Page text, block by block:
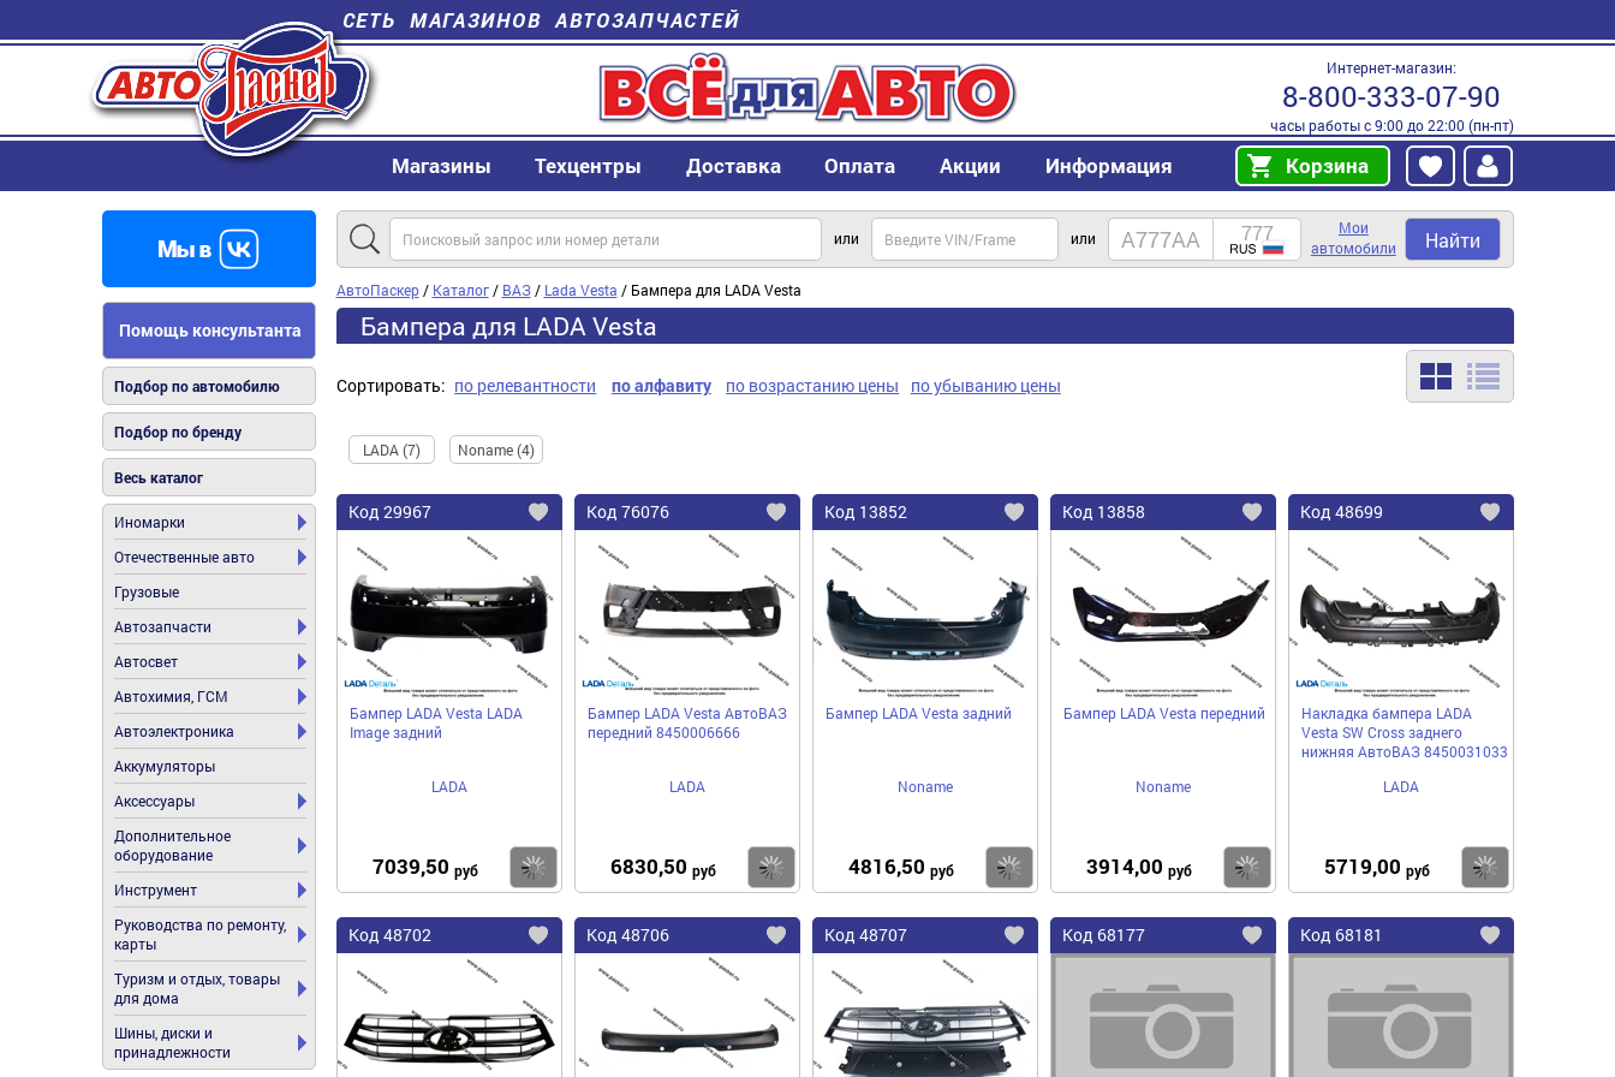
СЕТЬ МАГАЗИНОВ АВТОЗАПЧАСТЕЙ
Интернет-магазин:
8-800-333-07-90
часы работы с 9:00 до 22:00 (пн-пт)
Магазины Техцентры Доставка Оплата Акции Информация Корзина
Помощь консультанта
Подбор по автомобилю
Подбор по бренду
Весь каталог
Иномарки
Отечественные авто
Грузовые
Автозапчасти
Автосвет
Автохимия, ГСМ
Автоэлектроника
Аккумуляторы
Аксессуары
Дополнительное
оборудование
Инструмент
Руководства по ремонту,
карты
Туризм и отдых, товары
для дома
Шины, диски и
принадлежности
или или
Мои
автомобили
Найти
АвтоПаскер/ Каталог/ ВАЗ/ Lada Vesta / Бампера для LADA Vesta
Бампера для LADA Vesta
Сортировать: по релевантности по алфавиту по возрастанию цены по убыванию цены
LADA (7) Noname (4)
Код 29967
Добавить
избранное
Бампер LADA Vesta LADA
Image задний
LADA
7039,50 руб Купить
Код 76076
Добавить
избранное
Бампер LADA Vesta АвтоВАЗ
передний 8450006666
LADA
6830,50 руб Купить
Код 13852
Добавить
избранное
Бампер LADA Vesta задний
Noname
4816,50 руб Купить
Код 13858
Добавить
избранное
Бампер LADA Vesta передний
Noname
3914,00 руб Купить
Код 48699
Накладка бампера LADA
Vesta SW Cross заднего
нижняя АвтоВАЗ 8450031033
LADA
5719,00 руб
Код 48702
Добавить
избранное
Код 48706
Добавить
избранное
Код 48707
Добавить
избранное
Код 68177
Добавить
избранное
Код 68181